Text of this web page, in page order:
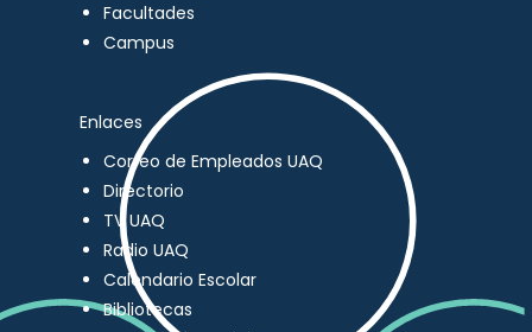
Facultades
Campus
Enlaces
Correo de Empleados UAQ
Directorio
TV UAQ
Radio UAQ
Calendario Escolar
Bibliotecas